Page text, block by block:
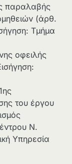
παραλαβής
(άρθ.
Τμήμα
οφειλής
του έργου
Ν.
Υπηρεσία